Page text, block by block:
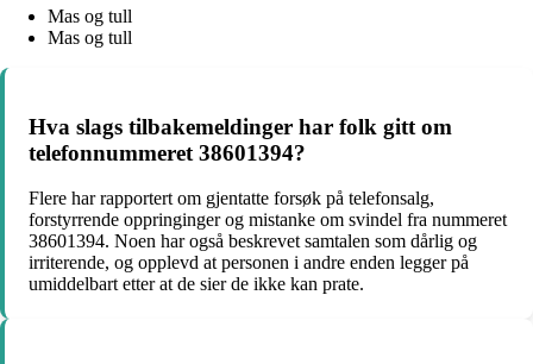
Mas og tull
Mas og tull
Hva slags tilbakemeldinger har folk gitt om
telefonnummeret 38601394?
Flere har rapportert om gjentatte forsøk på telefonsalg,
forstyrrende oppringinger og mistanke om svindel fra nummeret
38601394. Noen har også beskrevet samtalen som dårlig og
irriterende, og opplevd at personen i andre enden legger på
umiddelbart etter at de sier de ikke kan prate.